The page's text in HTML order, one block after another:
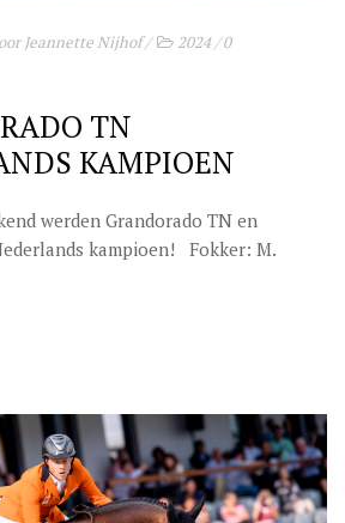
Jeannette Nijhof/ 2024/0
TN
KAMPIOEN
werden Grandorado TN en
kampioen! Fokker: M.